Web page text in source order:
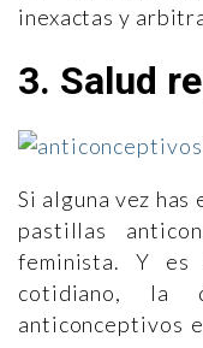
inexactas y
3. Salud
Si alguna vez has
pastillas
feminista. Y
cotidiano, la
anticonceptivos